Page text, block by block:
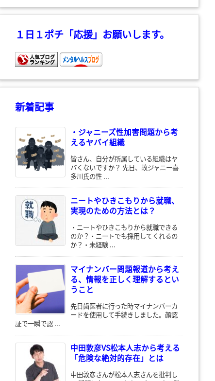
１日１ポチ「応援」お願いします。
新着記事
・ジャニーズ性加害問題から考
えるヤバイ組織
皆さん、自分が所属している組織はヤ
バくないですか？ 先日、故ジャニー喜
多川氏の性 ...
ニートやひきこもりから就職、
実現のための方法とは？
・ニートやひきこもりから就職できる
のか？・ニートでも採用してくれるの
か？・未経験 ...
マイナンバー問題報道から考え
る、情報を正しく理解するとい
うこと
先日歯医者に行った時マイナンバーカ
ードを使用して手続きしました。顔認
証で一瞬で認 ...
中田敦彦VS松本人志から考える
「危険な絶対的存在」とは
中田敦彦さんが松本人志さんを批判し